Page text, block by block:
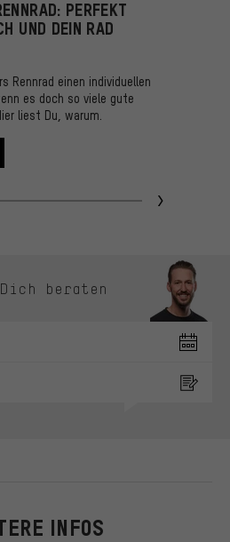
PERFEKT
UND DEIN RAD
Rennrad einen individuellen
es doch so viele gute
liest Du, warum.
beraten
INFOS